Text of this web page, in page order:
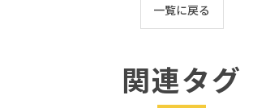
一覧に戻る
関連タグ